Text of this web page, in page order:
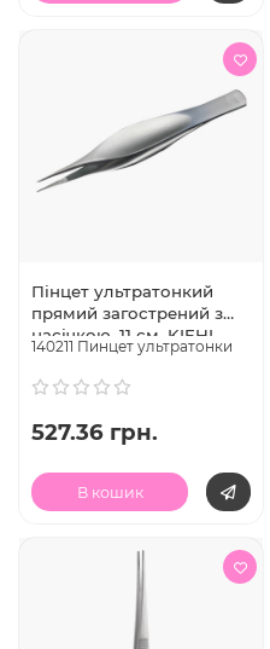
Пінцет ультратонкий
прямий загострений з
насічкою, 11 см, KIEHL
(Німеччина)
140211 Пинцет ультратонки
527.36 грн.
В кошик